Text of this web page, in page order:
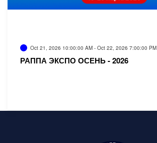
Oct 21, 2026 10:00:00 AM - Oct 22, 2026 7:00:00 PM
РАППА ЭКСПО ОСЕНЬ - 2026